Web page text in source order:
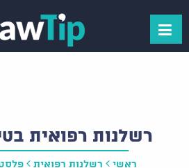
רשלנות רפואית
ראשי רשלנות רפואית